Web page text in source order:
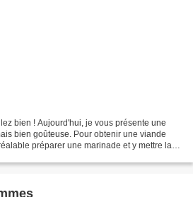
bien ! Aujourd'hui, je vous présente une
bien goûteuse. Pour obtenir une viande
préparer une marinade et y mettre la